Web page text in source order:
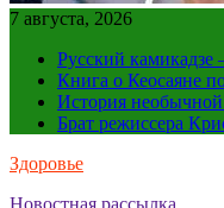
7 августа, 2026
Русский
Книга о Кеосаяне
История
Брат режиссера
Здоровье
Новостная рассылка